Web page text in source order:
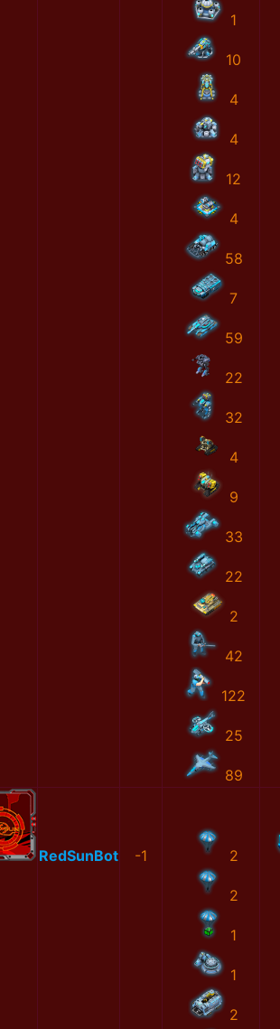
1
10
4
4
12
4
58
7
59
22
32
4
9
33
22
2
42
122
25
89
RedSunBot -1 2
2
1
1
2